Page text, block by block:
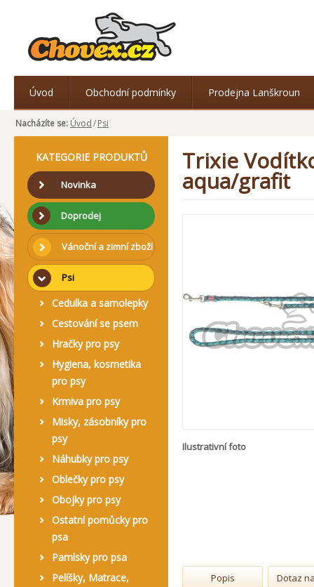
Úvod Obchodní podmínky Prodejna Lanškroun
Nacházíte se: Úvod/Psi
KATEGORIE PRODUKTŮ
Novinka
Doprodej
Vánoční a zimní zboží
Psi
Cedulka a samolepky
Cestování se psem
Hračky pro psy
Hygiena, kosmetika
pro psy
Krmiva pro psy
Misky, zásobníky pro
psy
Náhubky pro psy
Oblečky pro psy
Obojky pro psy
Ostatní pomůcky pro
psa
Pamlsky pro psa
Pelíšky, Matrace,
Trixie
aqua/grafit
Ilustrativní foto
Popis Dotaz